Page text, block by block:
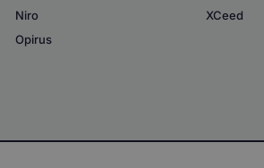
Niro
Opirus
XCeed